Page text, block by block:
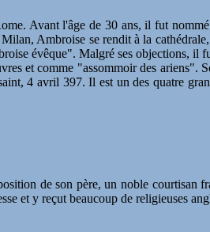
Avant l'âge de 30 ans, il fut
Ambroise se rendit à la
évêque". Malgré ses objections, il
et comme "assommoir des
4 avril 397. Il est un des quatre
de son père, un noble courtisan
et y reçut beaucoup de religieuses